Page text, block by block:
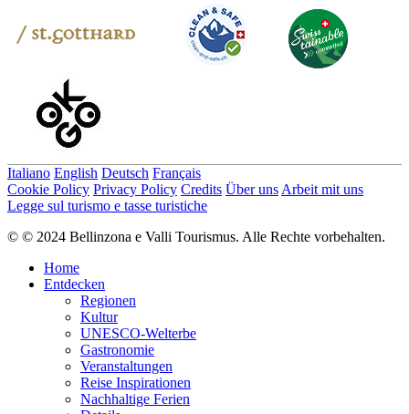
Italiano English Deutsch Français
Cookie Policy Privacy Policy Credits Über uns Arbeit mit uns
Legge sul turismo e tasse turistiche
© © 2024 Bellinzona e Valli Tourismus. Alle Rechte vorbehalten.
Home
Entdecken
Regionen
Kultur
UNESCO-Welterbe
Gastronomie
Veranstaltungen
Reise Inspirationen
Nachhaltige Ferien